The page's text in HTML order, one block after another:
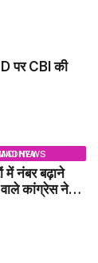
पर CBI की
नंबर बढ़ाने
कांग्रेस नेता